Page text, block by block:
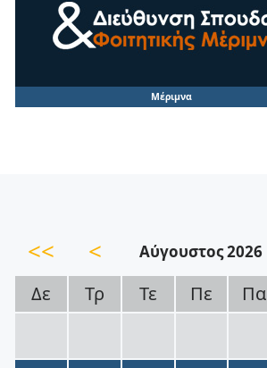
Μέριμνα
<< < Αύγουστος 2026
Δε Τρ Τε Πε Πα